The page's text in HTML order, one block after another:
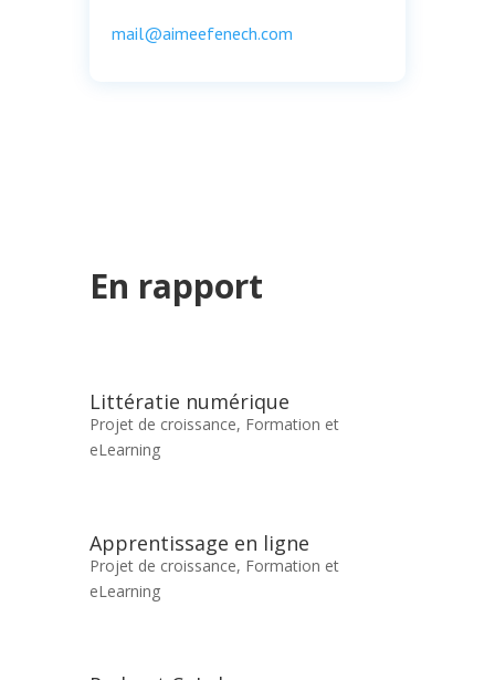
mail@aimeefenech.com
En rapport
Littératie numérique
Projet de croissance, Formation et
eLearning
Apprentissage en ligne
Projet de croissance, Formation et
eLearning